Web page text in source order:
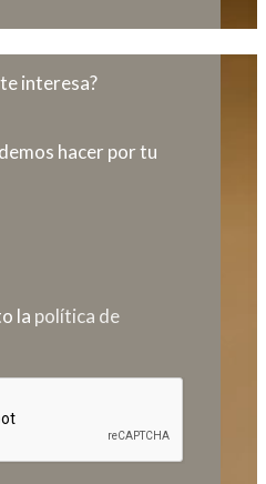
interesa?
hacer por tu
la política de